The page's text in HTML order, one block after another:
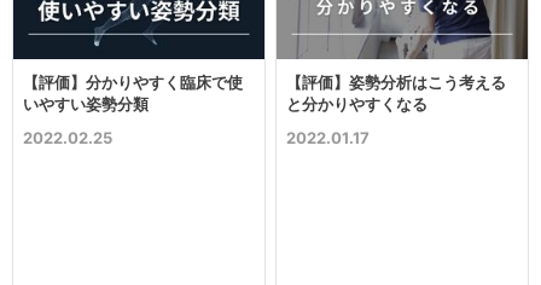
【評価】分かりやすく臨床で使
いやすい姿勢分類
2022.02.25
【評価】姿勢分析はこう考える
と分かりやすくなる
2022.01.17